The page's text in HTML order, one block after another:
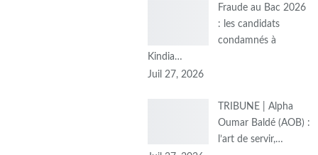
Fraude au Bac 2026
: les candidats
condamnés à
Kindia…
Juil 27, 2026
TRIBUNE | Alpha
Oumar Baldé (AOB) :
l’art de servir,…